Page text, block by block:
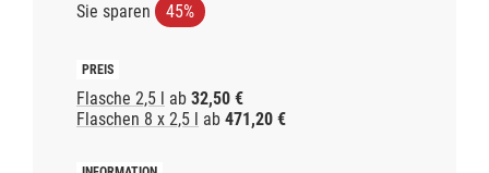
Sie sparen 45%
Flasche 2,5 l ab 32,50 €
Flaschen 8 x 2,5 l ab 471,20 €